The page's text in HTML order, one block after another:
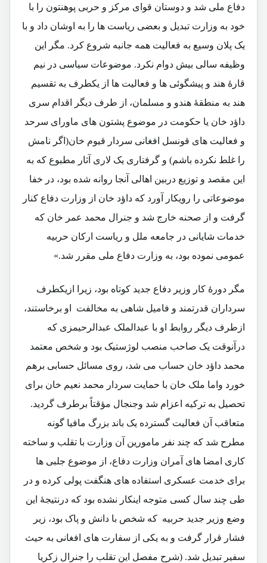
دفاع ملی شد و دوستان قوای مرکز و حربی پوهنتون را با
خود به وزارت تبدیل و بعضی ریاست ها را به اوشان داد و با
یک پلان وسیع به فعالیت همه جانبه شروع کرد. مگر این
وظیفه سالی بیش دوام نکرد. موضوعات سیاسی در نیم
قارۀ هند و پیشگوئی ها و فعالیت ها از یکطرف به تقسیم
هند به منطقۀ هندو و مسلمان، از طرف دیگر اقدام سری
داؤد خان یا حکومت در موضوع پشتون های ماورای سرحد
و فعالیت های قونسل افغانی سردار قیوم خان(اگر نامش
را غلط نکرده باشم) و گرفتاری یک لاری آثار مطبوع که به
این مقصد و توزیع دربین اهالی آنجا روانه شده بود، در خفا
موضوعاتی را رویکار آورد که داؤد خان از وزارت دفاع کنار
گرفت و از صحنه خارج شد و جنرال محمد عمر خان که
خدمات شایانی در جامعه ملل و ریاست ارکان حربیه
عمومی نموده بود، به وزارت دفاع ملی مقرر شد.»
مگر دورۀ کار وزیر دفاع جدید کوتاه بود، زیرا ازیکطرف
سرداران قدرتمند و فامیل شاهی به مخالفت او برخاستند،
ازطرف دیگر روابط او با عبدالملک عبدالرحیمزی که
درآنوقت یک صاحب منصب لوژستیک بود و شخص معتمد
محمد داؤد خان حساب می شد، روی مسائل حسابی برهم
خورد واما ملک خان با حمایت سردار محمد نعیم خان برای
تحصیل به ترکیه اعزام شد وجنجال مؤقتاً برطرف گردید.
متعاقب آن فعالیت گسترده یک باند بزرگ مافیا گونه
مطرح شد که چند نفر مامورین آن وزارت با تقلب و ساخته
کاری امضا های آمران وزارت دفاع، از موضوع جلبی ها
برای خدمت عسکری استفاده های هنگفت پولی کرده و در
طی چند سال کسی متوجه اینکار نشده بود که درنتیجۀ این
وضع وزیر جدید حربیه که شخص با دانش و پاک بود، زیر
فشار قرار گرفت و به یکی از سفارت های افغانی به حیث
سفیر تبدیل شد. (شرح مفصل این تقلب را جنرال زکریا